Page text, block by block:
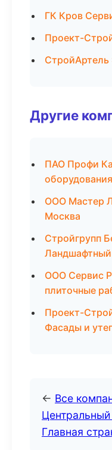
ГК Кров
Проект-
Другие
ПАО Профи
ООО Мастер
Москва
Стройгрупп
Ландшафтный
ООО Сервис
плиточные
Проект-
Фасады и
← Все
Главная